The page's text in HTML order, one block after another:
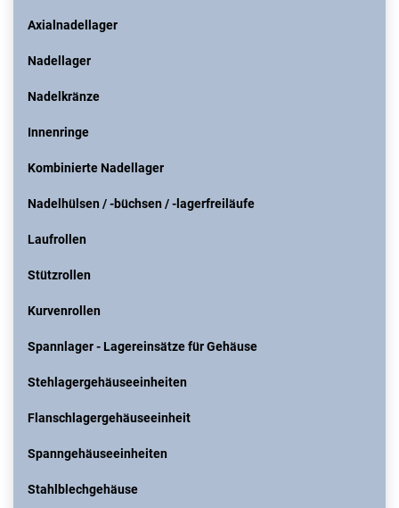
Axialnadellager
Nadellager
Nadelkränze
Innenringe
Kombinierte Nadellager
Nadelhülsen / -büchsen / -lagerfreiläufe
Laufrollen
Stützrollen
Kurvenrollen
Spannlager - Lagereinsätze für Gehäuse
Stehlagergehäuseeinheiten
Flanschlagergehäuseeinheit
Spanngehäuseeinheiten
Stahlblechgehäuse